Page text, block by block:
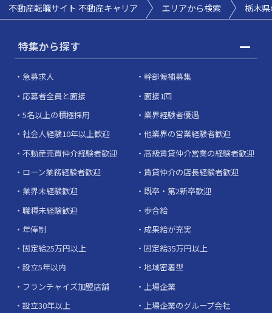
不動産転職サイト 不動産キャリア エリアから検索 栃木
特集から探す
急募求人
幹部候補募集
応募者全員と面接
面接1回
5名以上の積極採用
業界経験者優遇
社会人経験10年以上歓迎
他業界の営業経験者歓迎
不動産売買仲介経験者歓迎
高級賃貸仲介営業の経験者歓迎
ローン業務経験者歓迎
賃貸仲介の店長経験者歓迎
業界未経験歓迎
既卒・第2新卒歓迎
職種未経験歓迎
歩合給
年俸制
成果給が充実
固定給25万円以上
固定給35万円以上
設立5年以内
地域密着型
フランチャイズ加盟店舗
上場企業
設立30年以上
上場企業のグループ会社